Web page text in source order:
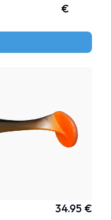
€
34.95 €